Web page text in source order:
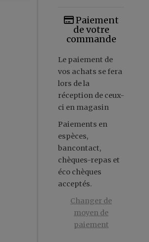
Paiement
de votre
commande
Le paiement de
vos achats se fera
lors de la
réception de ceux-
ci en magasin
Paiements en
espèces,
bancontact,
chèques-repas et
éco chèques
acceptés.
Changer de
moyen de
paiement